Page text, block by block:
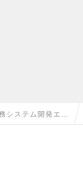
システム開発エン
/リモートの求人情